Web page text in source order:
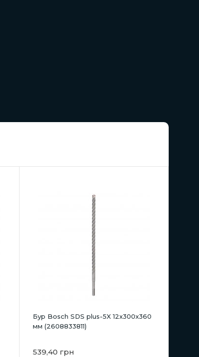
Бур Bosch SDS plus-5X 12x300x360
мм (2608833811)
539,40 грн